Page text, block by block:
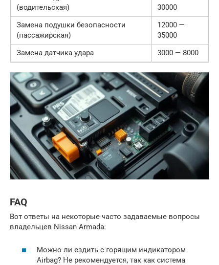
(водительская)
30000
Замена подушки безопасности
(пассажирская)
12000 —
35000
Замена датчика удара
3000 — 8000
FAQ
Вот ответы на некоторые часто задаваемые вопросы
владельцев Nissan Armada:
Можно ли ездить с горящим индикатором
Airbag? Не рекомендуется, так как система